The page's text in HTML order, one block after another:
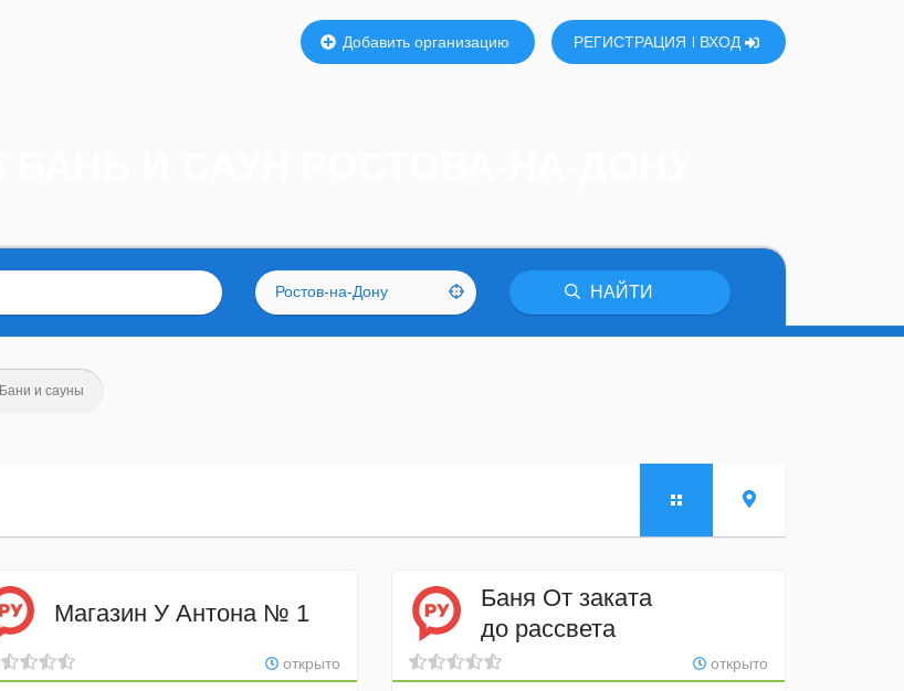
Добавить организацию РЕГИСТРАЦИЯ ВХОД
Ростов-на-Дону НАЙТИ
Бани и сауны
Магазин У Антона № 1
открыто
Баня От заката
до рассвета
открыто